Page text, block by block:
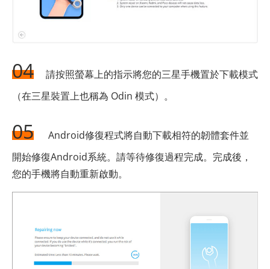
04
請按照螢幕上的指示將您的三星手機置於下載模式
（在三星裝置上也稱為 Odin 模式）。
05
Android修復程式將自動下載相符的韌體套件並
開始修復Android系統。請等待修復過程完成。完成後，
您的手機將自動重新啟動。